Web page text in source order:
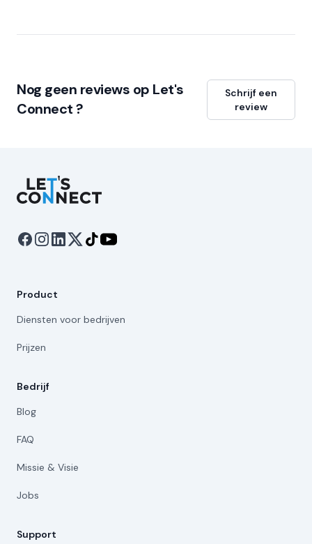
Nog geen reviews op Let's
Connect ?
Schrijf een
review
Let's Connect
Product
Diensten voor bedrijven
Prijzen
Bedrijf
Blog
FAQ
Missie & Visie
Jobs
Support